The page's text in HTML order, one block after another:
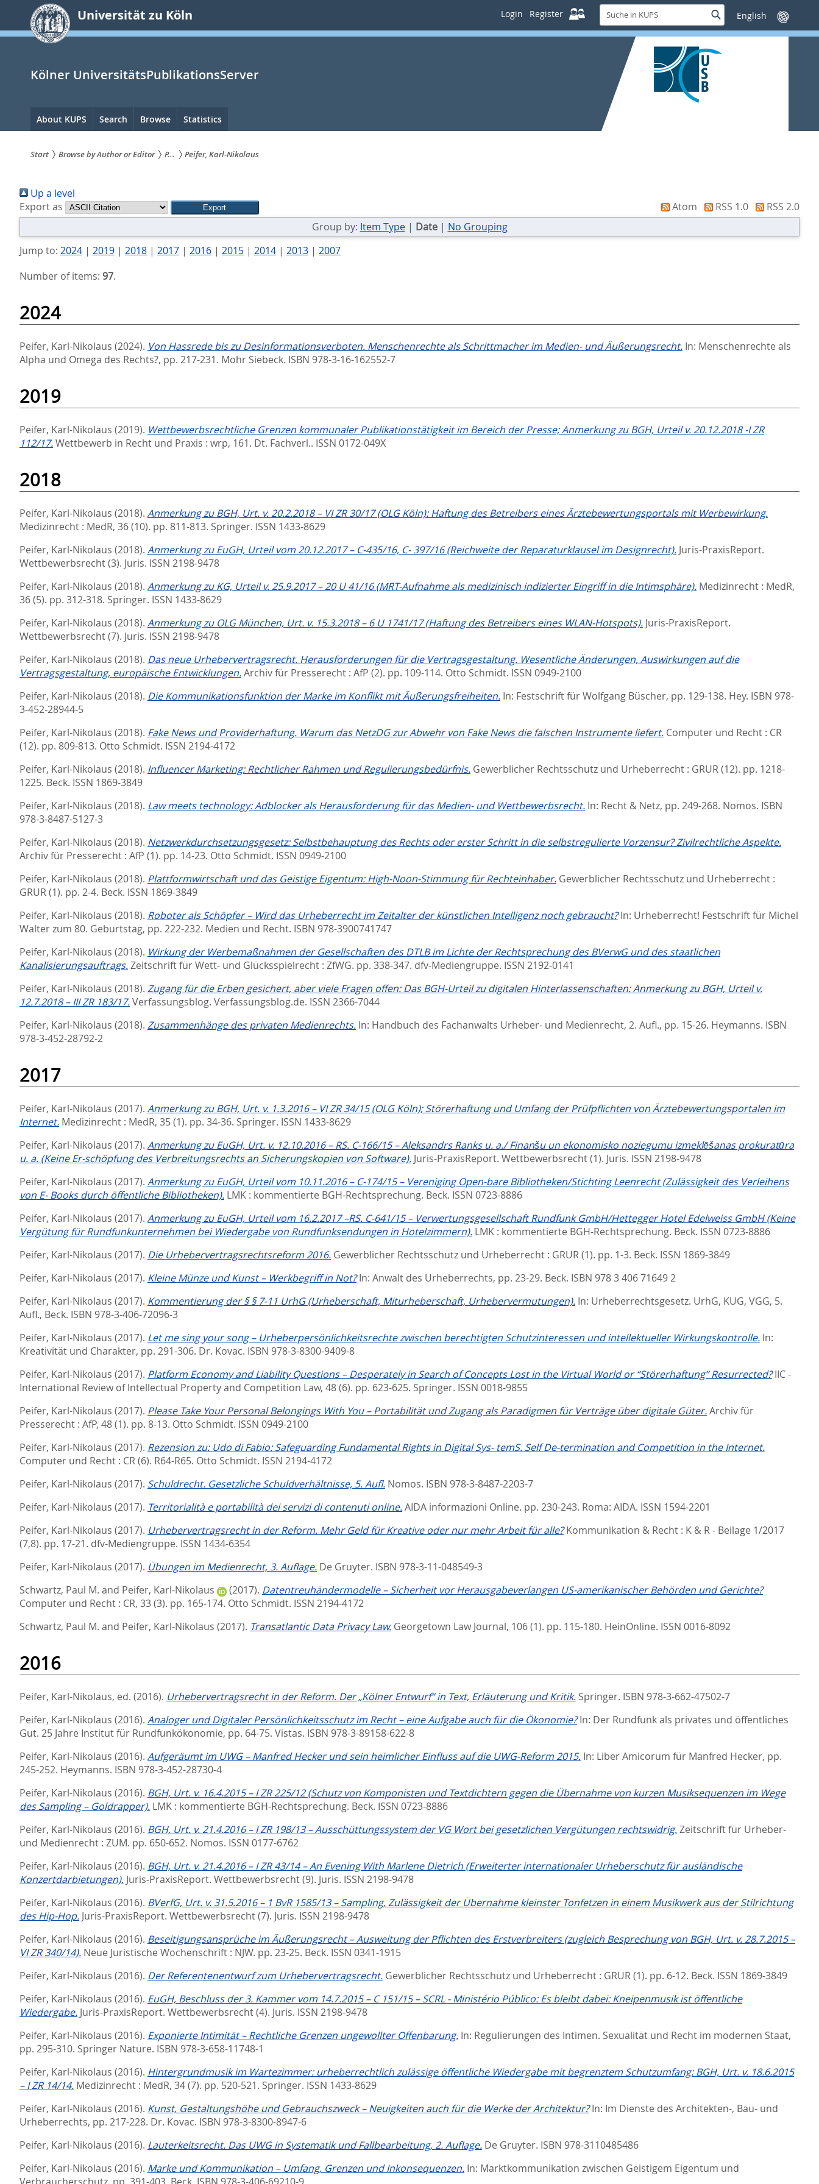
springen
Universität zu Köln Login Register
Suche
in
KUPS
SucheSprache
wechseln
Kölner UniversitätsPublikationsServer
Hauptnavigation
About KUPS Search Browse Statistics
sind
hier:
Start Browse by Author or Editor P... Peifer, Karl-Nikolaus
Up a level
Export as
Atom RSS 1.0
RSS 2.0
Group by: Item Type| Date| No Grouping
Jump to: 2024| 2019| 2018| 2017| 2016| 2015| 2014| 2013| 2007
Number of items: 97.
2024
Peifer, Karl-Nikolaus (2024). Von Hassrede bis zu Desinformationsverboten. Menschenrechte als Schrittmacher im Medien- und Äußerungsrecht. In: Menschenrechte als
Alpha und Omega des Rechts?, pp. 217-231. Mohr Siebeck. ISBN 978-3-16-162552-7
2019
Peifer, Karl-Nikolaus (2019). Wettbewerbsrechtliche Grenzen kommunaler Publikationstätigkeit im Bereich der Presse; Anmerkung zu BGH, Urteil v. 20.12.2018 -I ZR
112/17.Wettbewerb in Recht und Praxis : wrp, 161. Dt. Fachverl.. ISSN 0172-049X
2018
Peifer, Karl-Nikolaus (2018). Anmerkung zu BGH, Urt. v. 20.2.2018 – VI ZR 30/17 (OLG Köln): Haftung des Betreibers eines Ärztebewertungsportals mit Werbewirkung.
Medizinrecht : MedR, 36 (10). pp. 811-813. Springer. ISSN 1433-8629
Peifer, Karl-Nikolaus (2018). Anmerkung zu EuGH, Urteil vom 20.12.2017 – C-435/16, C- 397/16 (Reichweite der Reparaturklausel im Designrecht). Juris-PraxisReport.
Wettbewerbsrecht (3). Juris. ISSN 2198-9478
Peifer, Karl-Nikolaus (2018). Anmerkung zu KG, Urteil v. 25.9.2017 – 20 U 41/16 (MRT-Aufnahme als medizinisch indizierter Eingriff in die Intimsphäre). Medizinrecht : MedR,
36 (5). pp. 312-318. Springer. ISSN 1433-8629
Peifer, Karl-Nikolaus (2018). Anmerkung zu OLG München, Urt. v. 15.3.2018 – 6 U 1741/17 (Haftung des Betreibers eines WLAN-Hotspots). Juris-PraxisReport.
Wettbewerbsrecht (7). Juris. ISSN 2198-9478
Peifer, Karl-Nikolaus (2018). Das neue Urhebervertragsrecht. Herausforderungen für die Vertragsgestaltung. Wesentliche Änderungen, Auswirkungen auf die
Vertragsgestaltung, europäische Entwicklungen.Archiv für Presserecht : AfP (2). pp. 109-114. Otto Schmidt. ISSN 0949-2100
Peifer, Karl-Nikolaus (2018). Die Kommunikationsfunktion der Marke im Konflikt mit Äußerungsfreiheiten. In: Festschrift für Wolfgang Büscher, pp. 129-138. Hey. ISBN 978-
3-452-28944-5
Peifer, Karl-Nikolaus (2018). Fake News und Providerhaftung. Warum das NetzDG zur Abwehr von Fake News die falschen Instrumente liefert. Computer und Recht : CR
(12). pp. 809-813. Otto Schmidt. ISSN 2194-4172
Peifer, Karl-Nikolaus (2018). Influencer Marketing: Rechtlicher Rahmen und Regulierungsbedürfnis. Gewerblicher Rechtsschutz und Urheberrecht : GRUR (12). pp. 1218-
1225. Beck. ISSN 1869-3849
Peifer, Karl-Nikolaus (2018). Law meets technology: Adblocker als Herausforderung für das Medien- und Wettbewerbsrecht. In: Recht & Netz, pp. 249-268. Nomos. ISBN
978-3-8487-5127-3
Peifer, Karl-Nikolaus (2018). Netzwerkdurchsetzungsgesetz: Selbstbehauptung des Rechts oder erster Schritt in die selbstregulierte Vorzensur? Zivilrechtliche Aspekte.
Archiv für Presserecht : AfP (1). pp. 14-23. Otto Schmidt. ISSN 0949-2100
Peifer, Karl-Nikolaus (2018). Plattformwirtschaft und das Geistige Eigentum: High-Noon-Stimmung für Rechteinhaber. Gewerblicher Rechtsschutz und Urheberrecht :
GRUR (1). pp. 2-4. Beck. ISSN 1869-3849
Peifer, Karl-Nikolaus (2018). Roboter als Schöpfer – Wird das Urheberrecht im Zeitalter der künstlichen Intelligenz noch gebraucht? In: Urheberrecht! Festschrift für Michel
Walter zum 80. Geburtstag, pp. 222-232. Medien und Recht. ISBN 978-3900741747
Peifer, Karl-Nikolaus (2018). Wirkung der Werbemaßnahmen der Gesellschaften des DTLB im Lichte der Rechtsprechung des BVerwG und des staatlichen
Kanalisierungsauftrags.Zeitschrift für Wett- und Glücksspielrecht : ZfWG. pp. 338-347. dfv-Mediengruppe. ISSN 2192-0141
Peifer, Karl-Nikolaus (2018). Zugang für die Erben gesichert, aber viele Fragen offen: Das BGH-Urteil zu digitalen Hinterlassenschaften: Anmerkung zu BGH, Urteil v.
12.7.2018 – III ZR 183/17.Verfassungsblog. Verfassungsblog.de. ISSN 2366-7044
Peifer, Karl-Nikolaus (2018). Zusammenhänge des privaten Medienrechts. In: Handbuch des Fachanwalts Urheber- und Medienrecht, 2. Aufl., pp. 15-26. Heymanns. ISBN
978-3-452-28792-2
2017
Peifer, Karl-Nikolaus (2017). Anmerkung zu BGH, Urt. v. 1.3.2016 – VI ZR 34/15 (OLG Köln); Störerhaftung und Umfang der Prüfpflichten von Ärztebewertungsportalen im
Internet. Medizinrecht : MedR, 35 (1). pp. 34-36. Springer. ISSN 1433-8629
Peifer, Karl-Nikolaus (2017). Anmerkung zu EuGH, Urt. v. 12.10.2016 – RS. C-166/15 – Aleksandrs Ranks u. a./ Finanšu un ekonomisko noziegumu izmeklēšanas prokuratūra
u. a. (Keine Er-schöpfung des Verbreitungsrechts an Sicherungskopien von Software). Juris-PraxisReport. Wettbewerbsrecht (1). Juris. ISSN 2198-9478
Peifer, Karl-Nikolaus (2017). Anmerkung zu EuGH, Urteil vom 10.11.2016 – C-174/15 – Vereniging Open-bare Bibliotheken/Stichting Leenrecht (Zulässigkeit des Verleihens
von E- Books durch öffentliche Bibliotheken). LMK : kommentierte BGH-Rechtsprechung. Beck. ISSN 0723-8886
Peifer, Karl-Nikolaus (2017). Anmerkung zu EuGH, Urteil vom 16.2.2017 –RS. C-641/15 – Verwertungsgesellschaft Rundfunk GmbH/Hettegger Hotel Edelweiss GmbH (Keine
Vergütung für Rundfunkunternehmen bei Wiedergabe von Rundfunksendungen in Hotelzimmern). LMK : kommentierte BGH-Rechtsprechung. Beck. ISSN 0723-8886
Peifer, Karl-Nikolaus (2017). Die Urhebervertragsrechtsreform 2016. Gewerblicher Rechtsschutz und Urheberrecht : GRUR (1). pp. 1-3. Beck. ISSN 1869-3849
Peifer, Karl-Nikolaus (2017). Kleine Münze und Kunst – Werkbegriff in Not? In: Anwalt des Urheberrechts, pp. 23-29. Beck. ISBN 978 3 406 71649 2
Peifer, Karl-Nikolaus (2017). Kommentierung der § § 7-11 UrhG (Urheberschaft, Miturheberschaft, Urhebervermutungen). In: Urheberrechtsgesetz. UrhG, KUG, VGG, 5.
Aufl., Beck. ISBN 978-3-406-72096-3
Peifer, Karl-Nikolaus (2017). Let me sing your song – Urheberpersönlichkeitsrechte zwischen berechtigten Schutzinteressen und intellektueller Wirkungskontrolle. In:
Kreativität und Charakter, pp. 291-306. Dr. Kovac. ISBN 978-3-8300-9409-8
Peifer, Karl-Nikolaus (2017). Platform Economy and Liability Questions – Desperately in Search of Concepts Lost in the Virtual World or “Störerhaftung” Resurrected? IIC -
International Review of Intellectual Property and Competition Law, 48 (6). pp. 623-625. Springer. ISSN 0018-9855
Peifer, Karl-Nikolaus (2017). Please Take Your Personal Belongings With You – Portabilität und Zugang als Paradigmen für Verträge über digitale Güter.Archiv für
Presserecht : AfP, 48 (1). pp. 8-13. Otto Schmidt. ISSN 0949-2100
Peifer, Karl-Nikolaus (2017). Rezension zu: Udo di Fabio: Safeguarding Fundamental Rights in Digital Sys- temS. Self De-termination and Competition in the Internet.
Computer und Recht : CR (6). R64-R65. Otto Schmidt. ISSN 2194-4172
Peifer, Karl-Nikolaus (2017). Schuldrecht. Gesetzliche Schuldverhältnisse, 5. Aufl. Nomos. ISBN 978-3-8487-2203-7
Peifer, Karl-Nikolaus (2017). Territorialità e portabilità dei servizi di contenuti online.AIDA informazioni Online. pp. 230-243. Roma: AIDA. ISSN 1594-2201
Peifer, Karl-Nikolaus (2017). Urhebervertragsrecht in der Reform. Mehr Geld für Kreative oder nur mehr Arbeit für alle? Kommunikation & Recht : K & R - Beilage 1/2017
(7,8). pp. 17-21. dfv-Mediengruppe. ISSN 1434-6354
Peifer, Karl-Nikolaus (2017). Übungen im Medienrecht, 3. Auflage. De Gruyter. ISBN 978-3-11-048549-3
Schwartz, Paul M. and Peifer, Karl-Nikolaus (2017). Datentreuhändermodelle – Sicherheit vor Herausgabeverlangen US-amerikanischer Behörden und Gerichte?
Computer und Recht : CR, 33 (3). pp. 165-174. Otto Schmidt. ISSN 2194-4172
Schwartz, Paul M. and Peifer, Karl-Nikolaus (2017). Transatlantic Data Privacy Law. Georgetown Law Journal, 106 (1). pp. 115-180. HeinOnline. ISSN 0016-8092
2016
Peifer, Karl-Nikolaus, ed. (2016). Urhebervertragsrecht in der Reform. Der „Kölner Entwurf“ in Text, Erläuterung und Kritik. Springer. ISBN 978-3-662-47502-7
Peifer, Karl-Nikolaus (2016). Analoger und Digitaler Persönlichkeitsschutz im Recht – eine Aufgabe auch für die Ökonomie? In: Der Rundfunk als privates und öffentliches
Gut. 25 Jahre Institut für Rundfunkökonomie, pp. 64-75. Vistas. ISBN 978-3-89158-622-8
Peifer, Karl-Nikolaus (2016). Aufgeräumt im UWG – Manfred Hecker und sein heimlicher Einfluss auf die UWG-Reform 2015. In: Liber Amicorum für Manfred Hecker, pp.
245-252. Heymanns. ISBN 978-3-452-28730-4
Peifer, Karl-Nikolaus (2016). BGH, Urt. v. 16.4.2015 – I ZR 225/12 (Schutz von Komponisten und Textdichtern gegen die Übernahme von kurzen Musiksequenzen im Wege
des Sampling – Goldrapper). LMK : kommentierte BGH-Rechtsprechung. Beck. ISSN 0723-8886
Peifer, Karl-Nikolaus (2016). BGH, Urt. v. 21.4.2016 – I ZR 198/13 – Ausschüttungssystem der VG Wort bei gesetzlichen Vergütungen rechtswidrig.Zeitschrift für Urheber-
und Medienrecht : ZUM. pp. 650-652. Nomos. ISSN 0177-6762
Peifer, Karl-Nikolaus (2016). BGH, Urt. v. 21.4.2016 – I ZR 43/14 – An Evening With Marlene Dietrich (Erweiterter internationaler Urheberschutz für ausländische
Konzertdarbietungen). Juris-PraxisReport. Wettbewerbsrecht (9). Juris. ISSN 2198-9478
Peifer, Karl-Nikolaus (2016). BVerfG, Urt. v. 31.5.2016 – 1 BvR 1585/13 – Sampling, Zulässigkeit der Übernahme kleinster Tonfetzen in einem Musikwerk aus der Stilrichtung
des Hip-Hop. Juris-PraxisReport. Wettbewerbsrecht (7). Juris. ISSN 2198-9478
Peifer, Karl-Nikolaus (2016). Beseitigungsansprüche im Äußerungsrecht – Ausweitung der Pflichten des Erstverbreiters (zugleich Besprechung von BGH, Urt. v. 28.7.2015 –
VI ZR 340/14). Neue Juristische Wochenschrift : NJW. pp. 23-25. Beck. ISSN 0341-1915
Peifer, Karl-Nikolaus (2016). Der Referentenentwurf zum Urhebervertragsrecht. Gewerblicher Rechtsschutz und Urheberrecht : GRUR (1). pp. 6-12. Beck. ISSN 1869-3849
Peifer, Karl-Nikolaus (2016). EuGH, Beschluss der 3. Kammer vom 14.7.2015 – C 151/15 – SCRL - Ministério Público: Es bleibt dabei: Kneipenmusik ist öffentliche
Wiedergabe. Juris-PraxisReport. Wettbewerbsrecht (4). Juris. ISSN 2198-9478
Peifer, Karl-Nikolaus (2016). Exponierte Intimität – Rechtliche Grenzen ungewollter Offenbarung. In: Regulierungen des Intimen. Sexualität und Recht im modernen Staat,
pp. 295-310. Springer Nature. ISBN 978-3-658-11748-1
Peifer, Karl-Nikolaus (2016). Hintergrundmusik im Wartezimmer: urheberrechtlich zulässige öffentliche Wiedergabe mit begrenztem Schutzumfang: BGH, Urt. v. 18.6.2015
– I ZR 14/14. Medizinrecht : MedR, 34 (7). pp. 520-521. Springer. ISSN 1433-8629
Peifer, Karl-Nikolaus (2016). Kunst, Gestaltungshöhe und Gebrauchszweck – Neuigkeiten auch für die Werke der Architektur? In: Im Dienste des Architekten-, Bau- und
Urheberrechts, pp. 217-228. Dr. Kovac. ISBN 978-3-8300-8947-6
Peifer, Karl-Nikolaus (2016). Lauterkeitsrecht. Das UWG in Systematik und Fallbearbeitung, 2. Auflage. De Gruyter. ISBN 978-3110485486
Peifer, Karl-Nikolaus (2016). Marke und Kommunikation – Umfang, Grenzen und Inkonsequenzen. In: Marktkommunikation zwischen Geistigem Eigentum und
Verbraucherschutz, pp. 391-403. Beck. ISBN 978-3-406-69210-9